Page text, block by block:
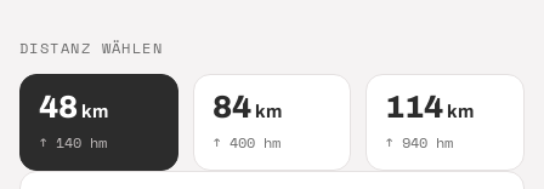
DISTANZ WÄHLEN
48 km
↑ 140 hm
84 km
↑ 400hm
114 km
↑940 hm